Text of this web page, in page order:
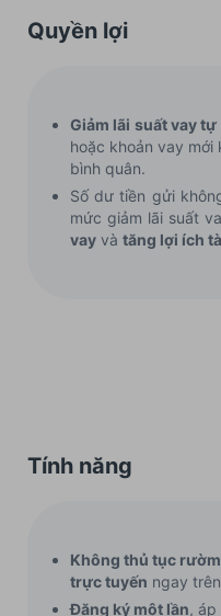
Quyền lợi
Giảm lãi suất vay
hoặc khoản vay
bình quân.
Số dư tiền gửi
mức giảm lãi suất
vay và tăng lợi ích
Tính năng
Không thủ tục
trực tuyến ngay
Đăng ký một lần,